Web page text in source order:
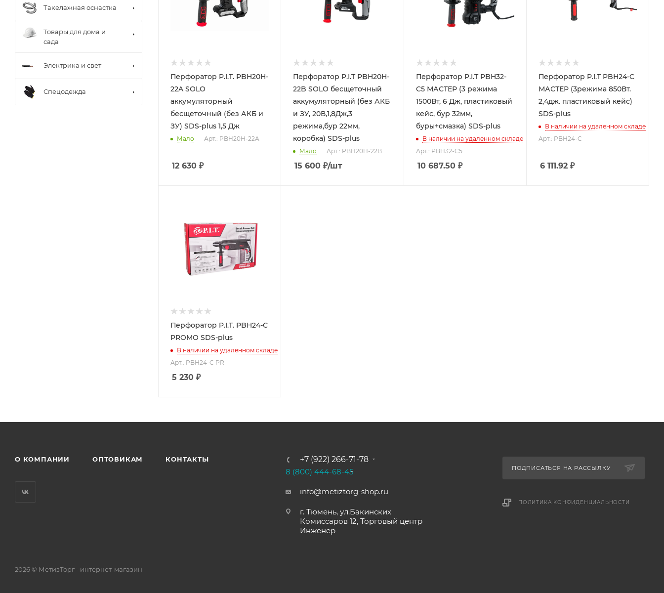
Перфоратор P.I.T. PBH20H-
22A SOLO
аккумуляторный
бесщеточный (без АКБ и
ЗУ) SDS-plus 1,5 Дж
Мало Арт.: PBH20H-22A
12 630 ₽
Перфоратор P.I.T PBH20H-
22B SOLO бесщеточный
аккумуляторный (без АКБ
и ЗУ, 20В,1,8Дж,3
режима,бур 22мм,
коробка) SDS-plus
Мало Арт.: PBH20H-22B
15 600 ₽/шт
Перфоратор P.I.T PBH32-
C5 МАСТЕР (3 режима
1500Вт, 6 Дж, пластиковый
кейс, бур 32мм,
буры+смазка) SDS-plus
В наличии на удаленном складе
Арт.: PBH32-C5
10 687.50₽
Перфоратор P.I.T PBH24-C
МАСТЕР (3режима 850Вт.
2,4дж. пластиковый кейс)
SDS-plus
В наличии на удаленном складе
Арт.: PBH24-C
6 111.92₽
Перфоратор P.I.T. PBH24-C
PROMO SDS-plus
В наличии на удаленном складе
Арт.: PBH24-C PR
5 230 ₽
Такелажная оснастка
Товары для дома и
сада
Электрика и свет
Спецодежда
О КОМПАНИИ ОПТОВИКАМ КОНТАКТЫ
+7 (922) 266-71-78
8 (800) 444-68-45
info@metiztorg-shop.ru
г. Тюмень, ул.Бакинских
Комиссаров 12, Торговый центр
Инженер
ПОДПИСАТЬСЯ НА РАССЫЛКУ
ПОЛИТИКА КОНФИДЕНЦИАЛЬНОСТИ
2026 © МетизТорг - интернет-магазин